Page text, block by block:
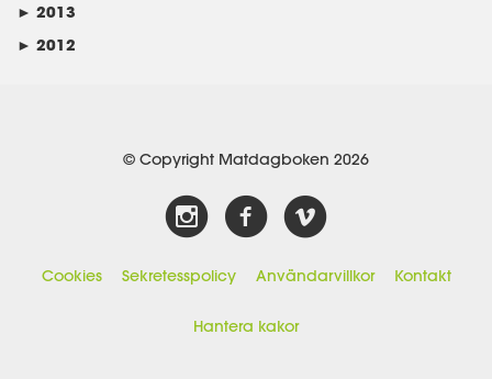
► 2013
► 2012
© Copyright Matdagboken 2026
Cookies Sekretesspolicy Användarvillkor Kontakt
Hantera kakor